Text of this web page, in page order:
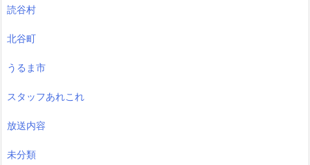
読谷村
北谷町
うるま市
スタッフあれこれ
放送内容
未分類